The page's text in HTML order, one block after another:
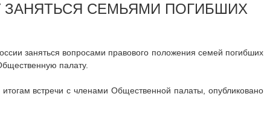
ЗАНЯТЬСЯ СЕМЬЯМИ ПОГИБШИХ
заняться вопросами правового положения семей погибших
палату.
встречи с членами Общественной палаты, опубликовано